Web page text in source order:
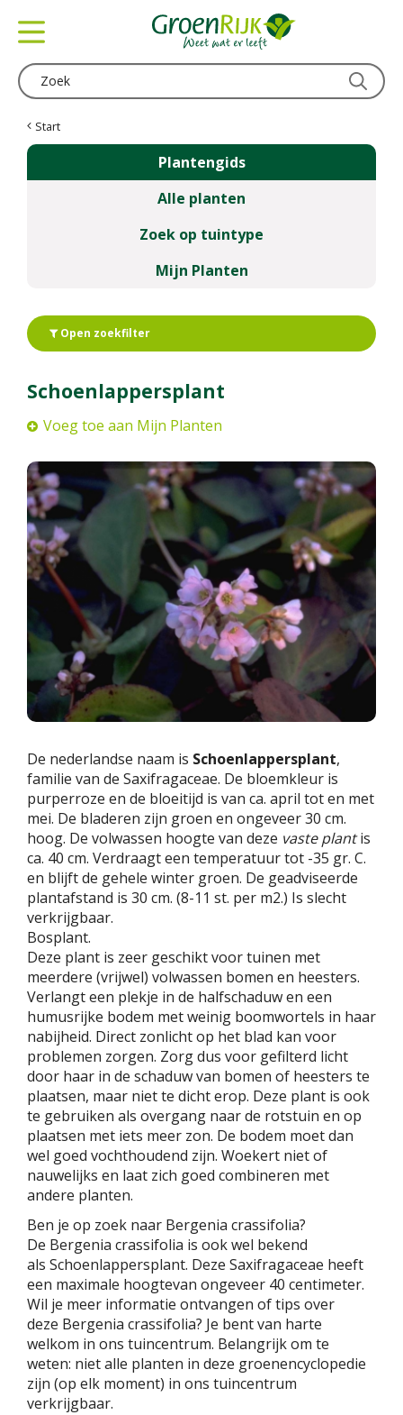
Start
Plantengids
Alle planten
Zoek op tuintype
Mijn Planten
Open zoekfilter
Schoenlappersplant
Voeg toe aan Mijn Planten
De nederlandse naam is Schoenlappersplant,
familie van de Saxifragaceae. De bloemkleur is
purperroze en de bloeitijd is van ca. april tot en met
mei. De bladeren zijn groen en ongeveer 30 cm.
hoog. De volwassen hoogte van deze vaste plantis
ca. 40 cm. Verdraagt een temperatuur tot -35 gr. C.
en blijft de gehele winter groen. De geadviseerde
plantafstand is 30 cm. (8-11 st. per m2.) Is slecht
verkrijgbaar.
Bosplant.
Deze plant is zeer geschikt voor tuinen met
meerdere (vrijwel) volwassen bomen en heesters.
Verlangt een plekje in de halfschaduw en een
humusrijke bodem met weinig boomwortels in haar
nabijheid. Direct zonlicht op het blad kan voor
problemen zorgen. Zorg dus voor gefilterd licht
door haar in de schaduw van bomen of heesters te
plaatsen, maar niet te dicht erop. Deze plant is ook
te gebruiken als overgang naar de rotstuin en op
plaatsen met iets meer zon. De bodem moet dan
wel goed vochthoudend zijn. Woekert niet of
nauwelijks en laat zich goed combineren met
andere planten.
Ben je op zoek naar Bergenia crassifolia?
De Bergenia crassifolia is ook wel bekend
als Schoenlappersplant. Deze Saxifragaceae heeft
een maximale hoogtevan ongeveer 40 centimeter.
Wil je meer informatie ontvangen of tips over
deze Bergenia crassifolia? Je bent van harte
welkom in ons tuincentrum. Belangrijk om te
weten: niet alle planten in deze groenencyclopedie
zijn (op elk moment) in ons tuincentrum
verkrijgbaar.